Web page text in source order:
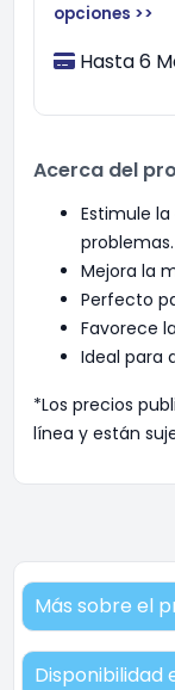
opciones >>
Hasta 6
Acerca del
Estimule
problemas.
Mejora la
Perfecto
Favorece
Ideal para
*Los precios
línea y están
Más sobre el
Disponibilidad